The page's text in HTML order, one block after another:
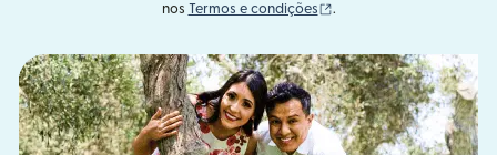
nos Termos e condições (abre em uma nova
.